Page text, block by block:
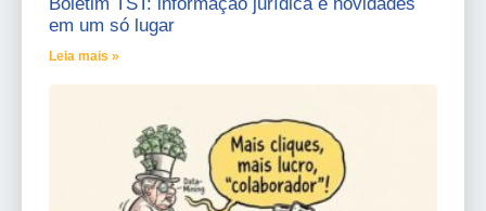
em um só lugar
Leia mais »